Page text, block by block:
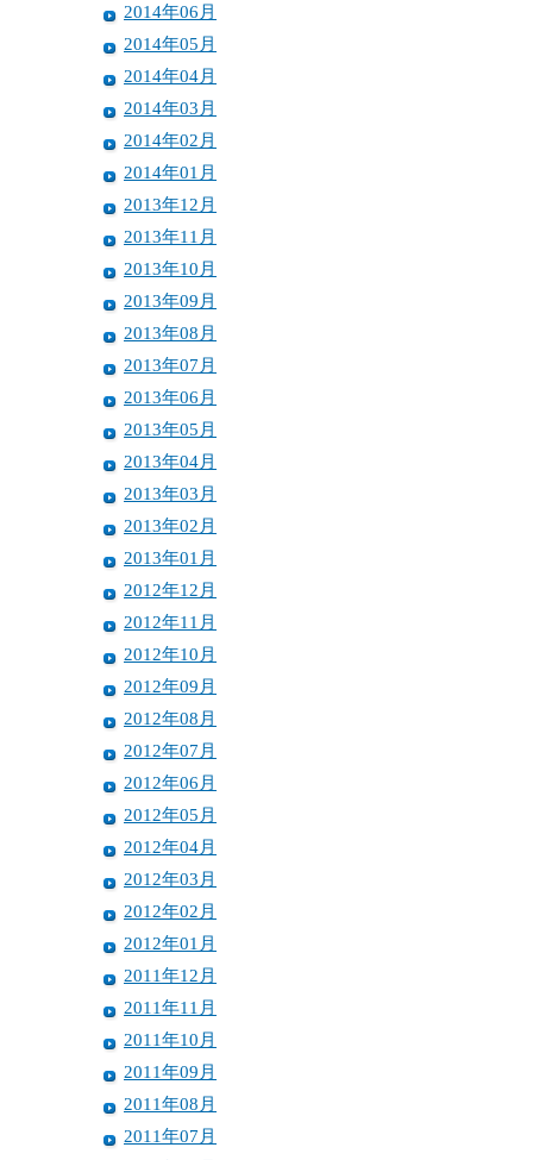
2014年06月
2014年05月
2014年04月
2014年03月
2014年02月
2014年01月
2013年12月
2013年11月
2013年10月
2013年09月
2013年08月
2013年07月
2013年06月
2013年05月
2013年04月
2013年03月
2013年02月
2013年01月
2012年12月
2012年11月
2012年10月
2012年09月
2012年08月
2012年07月
2012年06月
2012年05月
2012年04月
2012年03月
2012年02月
2012年01月
2011年12月
2011年11月
2011年10月
2011年09月
2011年08月
2011年07月